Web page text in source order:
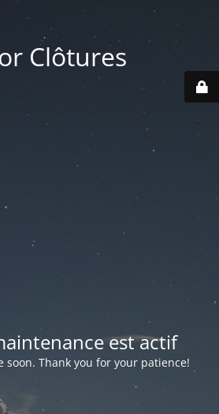
Clôtures
est actif
soon. Thank you for your patience!